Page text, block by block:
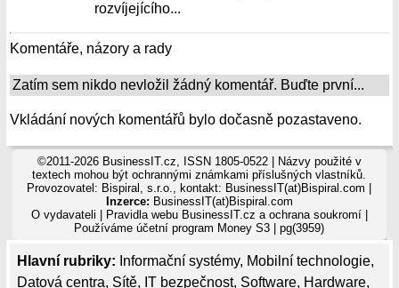
Hlavní rubriky: Informační systémy, Mobilní technologie,
Datová centra, Sítě, IT bezpečnost, Software, Hardware,
rozvíjejícího...
Komentáře, názory a rady
Zatím sem nikdo nevložil žádný komentář. Buďte první...
Vkládání nových komentářů bylo dočasně pozastaveno.
©2011-2026 BusinessIT.cz, ISSN 1805-0522 | Názvy použité v
textech mohou být ochrannými známkami příslušných vlastníků.
Provozovatel: Bispiral, s.r.o., kontakt: BusinessIT(at)Bispiral.com |
Inzerce: BusinessIT(at)Bispiral.com
O vydavateli
Pravidla webu BusinessIT.cz a ochrana soukromí|
Používámeúčetní program Money S3 | pg(3959)